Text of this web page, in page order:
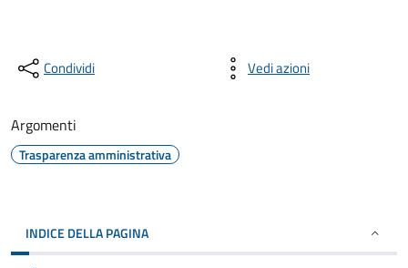
Condividi Vedi azioni
Argomenti
Trasparenza amministrativa
INDICE DELLA PAGINA